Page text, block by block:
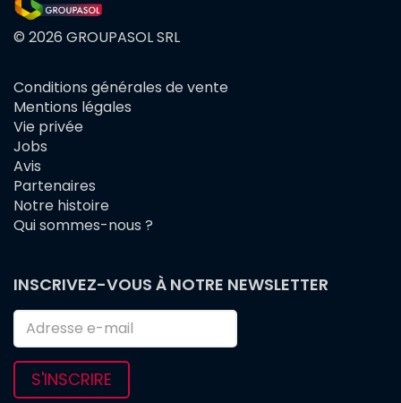
© 2026 GROUPASOL SRL
FOOTER
MENU
Conditions générales de vente
Mentions légales
Vie privée
Jobs
Avis
Partenaires
Notre histoire
Qui sommes-nous ?
INSCRIVEZ-VOUS À NOTRE NEWSLETTER
S'INSCRIRE